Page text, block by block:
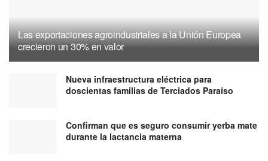
Las exportaciones agroindustriales a la Unión Europea
crecieron un 30% en valor
Nueva infraestructura eléctrica para
doscientas familias de Terciados Paraíso
Confirman que es seguro consumir yerba mate
durante la lactancia materna